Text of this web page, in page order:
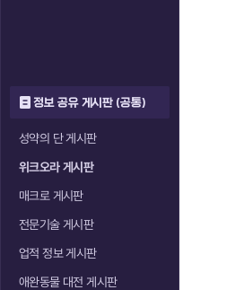
정보 공유 게시판 (공통)
성약의 단 게시판
위크오라 게시판
매크로 게시판
전문기술 게시판
업적 정보 게시판
애완동물 대전 게시판